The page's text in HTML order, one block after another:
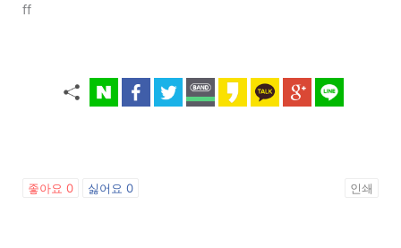
ff
좋아요 0 싫어요 0 인쇄